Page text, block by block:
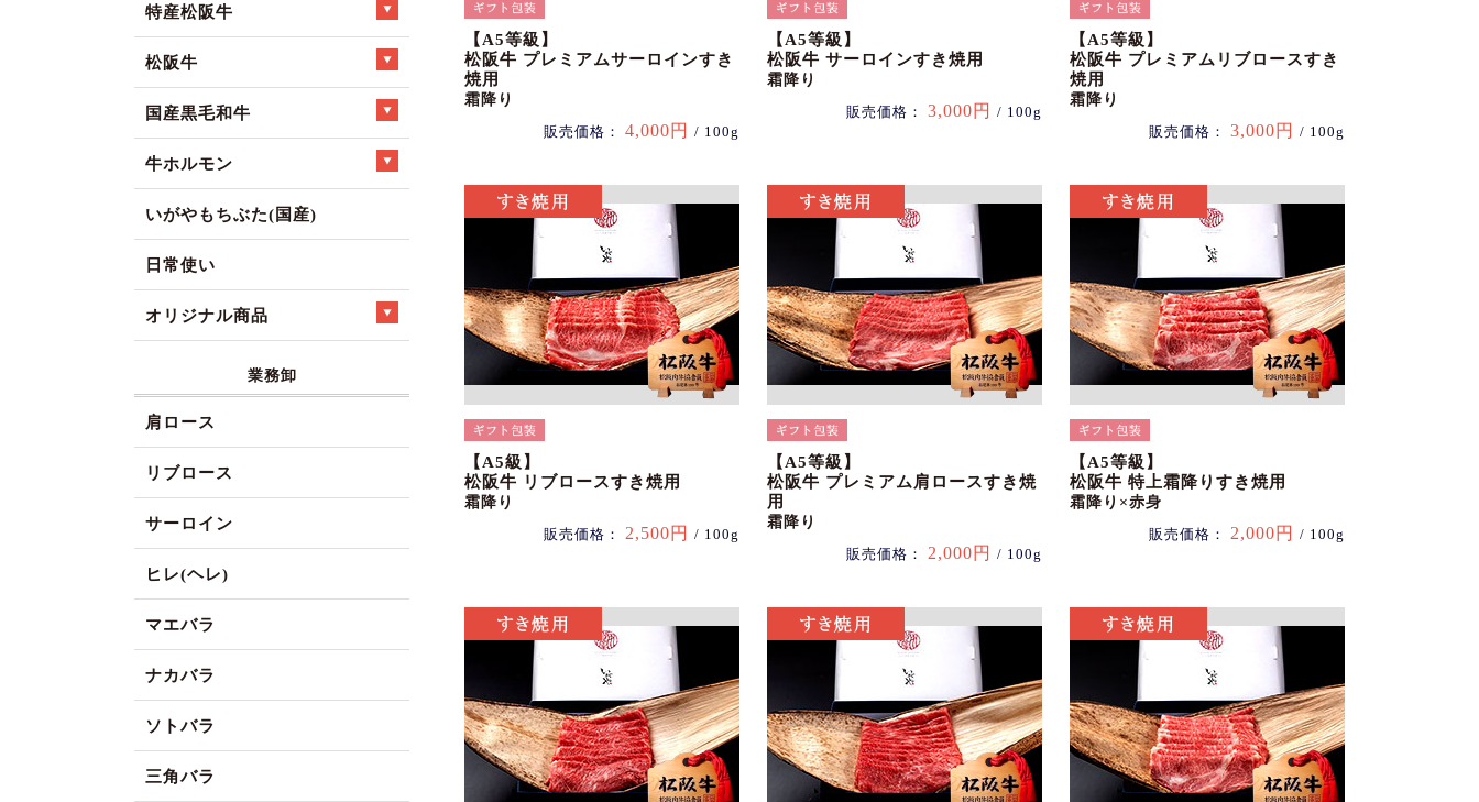
【A5等級】
松阪牛 プレミアムサーロインすき
焼用
霜降り
販売価格： 4,000円 / 100g
【A5等級】
松阪牛 サーロインすき焼用
霜降り
販売価格： 3,000円 / 100g
【A5等級】
松阪牛 プレミアムリブロースすき
焼用
霜降り
販売価格： 3,000円 / 100g
【A5級】
松阪牛 リブロースすき焼用
霜降り
販売価格： 2,500円 / 100g
【A5等級】
松阪牛 プレミアム肩ロースすき焼
用
霜降り
販売価格： 2,000円 / 100g
【A5等級】
松阪牛 特上霜降りすき焼用
霜降り×赤身
販売価格： 2,000円 / 100g
特産松阪牛
松阪牛
国産黒毛和牛
牛ホルモン
いがやもちぶた(国産)
日常使い
オリジナル商品
業務卸
肩ロース
リブロース
サーロイン
ヒレ(ヘレ)
マエバラ
ナカバラ
ソトバラ
三角バラ